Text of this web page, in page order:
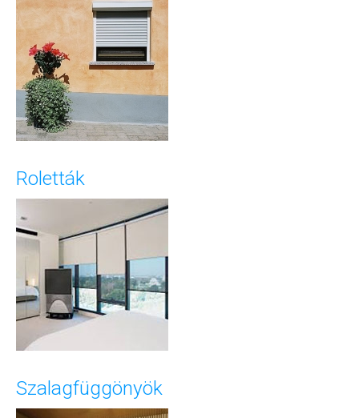
Roletták
Szalagfüggönyök